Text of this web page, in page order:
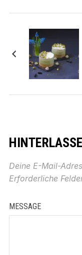
Deine E-Mail-
Erforderliche
MESSAGE